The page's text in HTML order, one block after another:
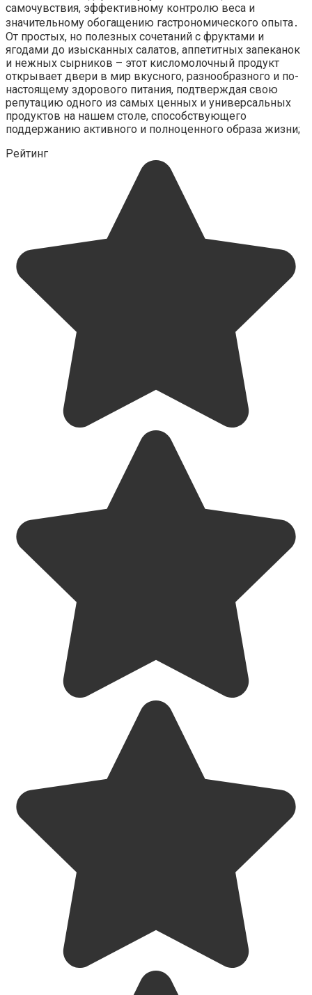
самочувствия, эффективному контролю веса и
значительному обогащению гастрономического опыта․
От простых, но полезных сочетаний с фруктами и
ягодами до изысканных салатов, аппетитных запеканок
и нежных сырников – этот кисломолочный продукт
открывает двери в мир вкусного, разнообразного и по-
настоящему здорового питания, подтверждая свою
репутацию одного из самых ценных и универсальных
продуктов на нашем столе, способствующего
поддержанию активного и полноценного образа жизни;
Рейтинг